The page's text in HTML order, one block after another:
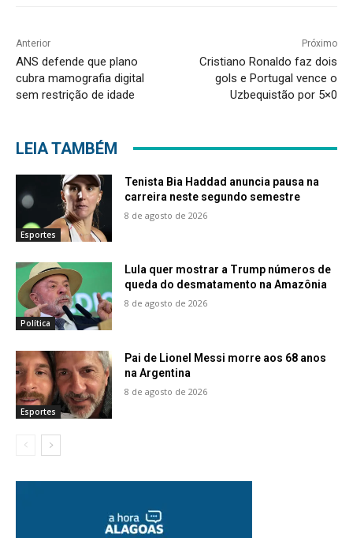
Anterior
ANS defende que plano
cubra mamografia digital
sem restrição de idade
Próximo
Cristiano Ronaldo faz dois
gols e Portugal vence o
Uzbequistão por 5×0
LEIA TAMBÉM
Esportes
Tenista Bia Haddad anuncia pausa na
carreira neste segundo semestre
8 de agosto de 2026
Política
Lula quer mostrar a Trump números de
queda do desmatamento na Amazônia
8 de agosto de 2026
Esportes
Pai de Lionel Messi morre aos 68 anos
na Argentina
8 de agosto de 2026